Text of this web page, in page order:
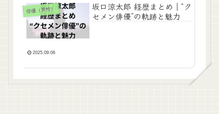
俳優（男性）
坂口涼太郎 経歴まとめ｜“ク
セメン俳優”の軌跡と魅力
2025.09.06